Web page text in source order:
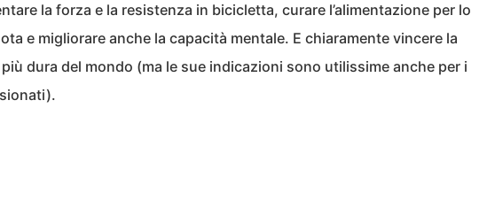
la forza e la resistenza in bicicletta, curare l’alimentazione per lo
e migliorare anche la capacità mentale. E chiaramente vincere la
dura del mondo (ma le sue indicazioni sono utilissime anche per i